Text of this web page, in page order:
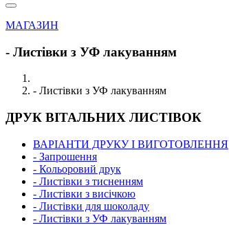
МАГАЗИН
- Листівки з УФ лакуванням
- Листівки з УФ лакуванням
ДРУК ВІТАЛЬНИХ ЛИСТІВОК
ВАРІАНТИ ДРУКУ І ВИГОТОВЛЕННЯ
- Запрошення
- Кольоровий друк
- Листівки з тисненням
- Листівки з висічкою
- Листівки для шоколаду
- Листівки з УФ лакуванням